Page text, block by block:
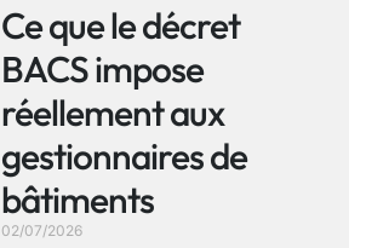
Ce que le décret
BACS impose
réellement aux
gestionnaires de
bâtiments
02/07/2026